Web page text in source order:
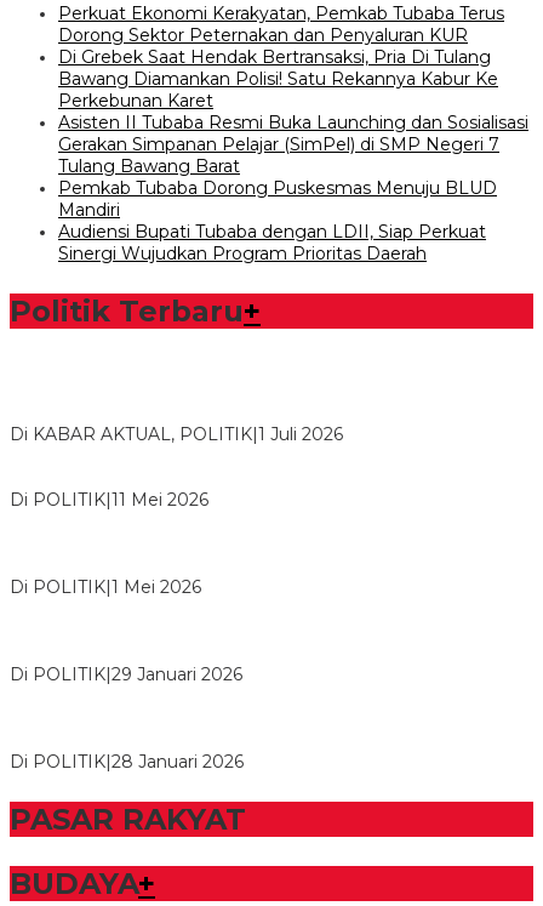
Perkuat Ekonomi Kerakyatan, Pemkab Tubaba Terus
Dorong Sektor Peternakan dan Penyaluran KUR
Di Grebek Saat Hendak Bertransaksi, Pria Di Tulang
Bawang Diamankan Polisi! Satu Rekannya Kabur Ke
Perkebunan Karet
Asisten II Tubaba Resmi Buka Launching dan Sosialisasi
Gerakan Simpanan Pelajar (SimPel) di SMP Negeri 7
Tulang Bawang Barat
Pemkab Tubaba Dorong Puskesmas Menuju BLUD
Mandiri
Audiensi Bupati Tubaba dengan LDII, Siap Perkuat
Sinergi Wujudkan Program Prioritas Daerah
Politik Terbaru+
Di KABAR AKTUAL, POLITIK|1 Juli 2026
Di POLITIK|11 Mei 2026
Di POLITIK|1 Mei 2026
Di POLITIK|29 Januari 2026
Di POLITIK|28 Januari 2026
PASAR RAKYAT
BUDAYA+